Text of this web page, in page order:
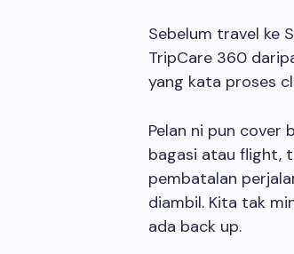
Sebelum travel ke
TripCare 360
yang kata proses
Pelan ni pun cover
bagasi atau flight,
pembatalan
diambil. Kita tak
ada back up.